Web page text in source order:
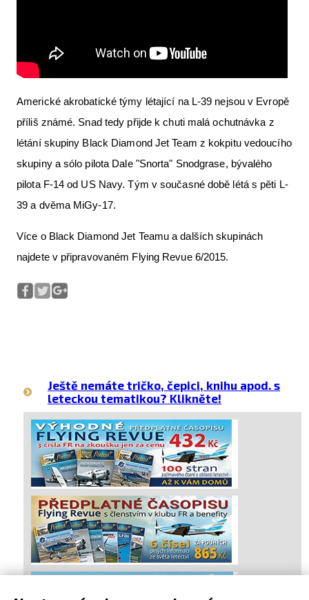
Americké akrobatické týmy létající na L-39 nejsou v Evropě
příliš známé. Snad tedy přijde k chuti malá ochutnávka z
létání skupiny Black Diamond Jet Team z kokpitu vedoucího
skupiny a sólo pilota Dale "Snorta" Snodgrase, bývalého
pilota F-14 od US Navy. Tým v současné době létá s pěti L-
39 a dvěma MiGy-17.
Více o Black Diamond Jet Teamu a dalších skupinách
najdete v připravovaném Flying Revue 6/2015.
Ještě nemáte tričko, čepici, knihu apod. s
leteckou tematikou? Klikněte!